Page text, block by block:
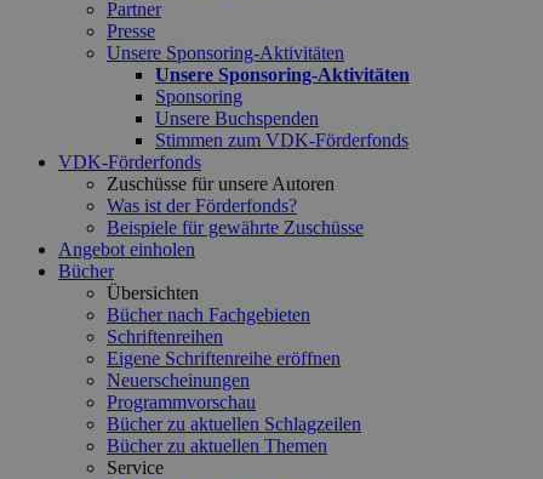
Partner
Presse
Unsere Sponsoring-Aktivitäten
Unsere Sponsoring-Aktivitäten
Sponsoring
Unsere Buchspenden
Stimmen zum VDK-Förderfonds
VDK-Förderfonds
Zuschüsse für unsere Autoren
Was ist der Förderfonds?
Beispiele für gewährte Zuschüsse
Angebot einholen
Bücher
Übersichten
Bücher nach Fachgebieten
Schriftenreihen
Eigene Schriftenreihe eröffnen
Neuerscheinungen
Programmvorschau
Bücher zu aktuellen Schlagzeilen
Bücher zu aktuellen Themen
Service